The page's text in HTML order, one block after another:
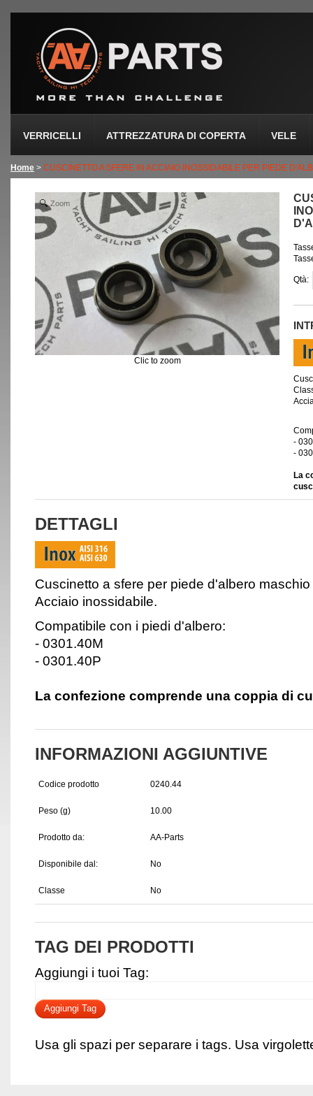
VERRICELLI ATTREZZATURA DI COPERTA VELE
Home > CUSCINETTO A SFERE IN ACCIAIO INOSSIDABILE PER PIEDE
Qtà:
-
-
La
Zoom
Clic to zoom
DETTAGLI
Cuscinetto a sfere per piede d'albero
Acciaio inossidabile.
Compatibile con i piedi d'albero:
- 0301.40M
- 0301.40P
La confezione comprende una coppia di
INFORMAZIONI AGGIUNTIVE
Codice prodotto 0240.44
Peso (g) 10.00
Prodotto da: AA-Parts
Disponibile dal: No
Classe No
TAG DEI PRODOTTI
Aggiungi i tuoi Tag:
Aggiungi Tag
Usa gli spazi per separare i tags. Usa